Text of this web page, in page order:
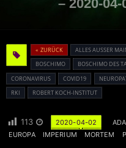
– 2020-
« ZURÜCK ALLES AUSSER
BOSCHIMO
BOSCHIMO DES
CORONAVIRUS
COVID19
RKI
ROBERT KOCH-INSTITUT
113 2020-04-02
EUROPA
IMPERIUM MORTEM